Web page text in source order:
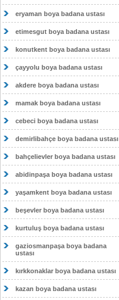
eryaman boya badana ustası
etimesgut boya badana ustası
konutkent boya badana ustası
çayyolu boya badana ustası
akdere boya badana ustası
mamak boya badana ustası
cebeci boya badana ustası
demirlibahçe boya badana ustası
bahçelievler boya badana ustası
abidinpaşa boya badana ustası
yaşamkent boya badana ustası
beşevler boya badana ustası
kurtuluş boya badana ustası
gaziosmanpaşa boya badana
ustası
kırkkonaklar boya badana ustası
kazan boya badana ustası